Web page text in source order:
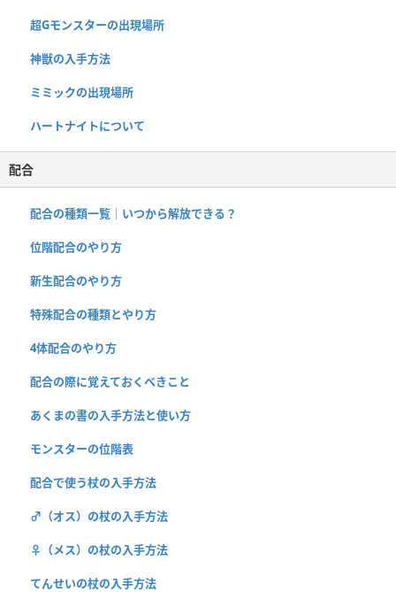
超Gモンスターの出現場所
神獣の入手方法
ミミックの出現場所
ハートナイトについて
配合
配合の種類一覧｜いつから解放できる？
位階配合のやり方
新生配合のやり方
特殊配合の種類とやり方
4体配合のやり方
配合の際に覚えておくべきこと
あくまの書の入手方法と使い方
モンスターの位階表
配合で使う杖の入手方法
♂（オス）の杖の入手方法
♀（メス）の杖の入手方法
てんせいの杖の入手方法